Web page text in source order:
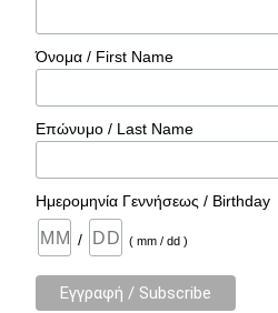
Όνομα / First Name
Επώνυμο / Last Name
Ημερομηνία Γεννήσεως / Birthday
/ ( mm / dd )